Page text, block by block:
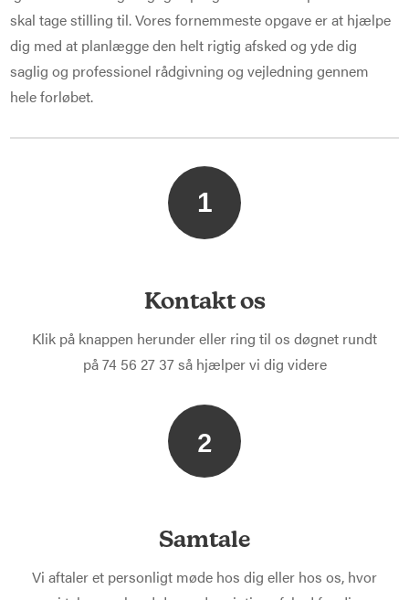
skal tage stilling til. Vores fornemmeste opgave er at hjælpe
dig med at planlægge den helt rigtig afsked og yde dig
saglig og professionel rådgivning og vejledning gennem
hele forløbet.
1
Kontakt os
Klik på knappen herunder eller ring til os døgnet rundt
på 74 56 27 37 så hjælper vi dig videre
2
Samtale
Vi aftaler et personligt møde hos dig eller hos os, hvor